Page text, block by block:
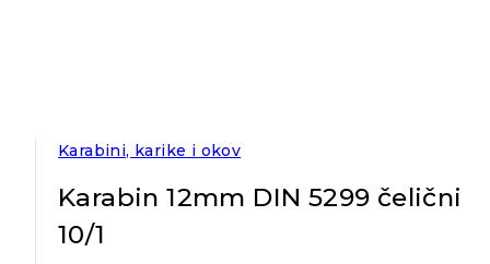
Karabini, karike i okov
Karabin 12mm DIN 5299 čelični
10/1